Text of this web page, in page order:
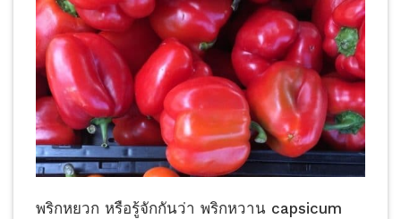
พริกหยวก หรือรู้จักกันว่า พริกหวาน capsicum